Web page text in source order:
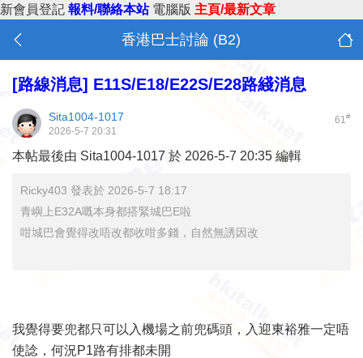
新會員登記 報料/聯絡本站 電腦版 主頁/最新文章
香港巴士討論 (B2)
[路線消息] E11S/E18/E22S/E28路綫消息
61#
Sita1004-1017
2026-5-7 20:31
本帖最後由 Sita1004-1017 於 2026-5-7 20:35 編輯
Ricky403 發表於 2026-5-7 18:17
青嶼上E32A嘅本身都搭緊城巴E啦
咁城巴會覺得改唔改都收咁多錢，自然無誘因改
我覺得要兜都只可以入機場之前兜碼頭，入迎東裕雅一定唔
使諗，何況P1路有排都未開